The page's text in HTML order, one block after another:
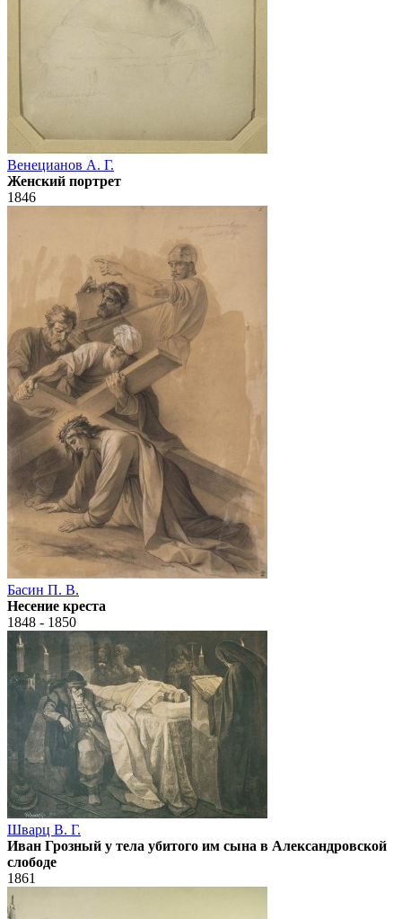
Венецианов А. Г.
Женский портрет
1846
Басин П. В.
Несение креста
1848 - 1850
Шварц В. Г.
Иван Грозный у тела убитого им сына в Александровской
слободе
1861